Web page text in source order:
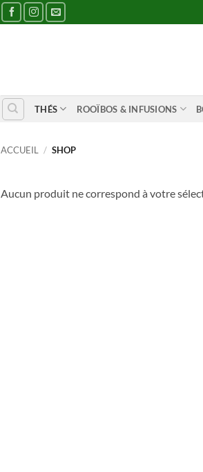
THÉS ROOÏBOS & INFUSIONS
ACCUEIL / SHOP
Aucun produit ne correspond à votre